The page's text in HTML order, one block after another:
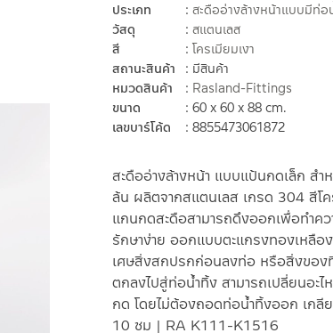
สะดืออ่างล้างหน้า แบบแป้นกดเล็ก สำ
ล้น ผลิตจากสแตนเลส เกรด 304 สีโค
แกนกดสะดือสามารถดึงออกเพื่อทำคว
รักษาง่าย ออกแบบตะแกรงทองเหลือ
เศษสิ่งสกปรกก่อนลงท่อ หรือสิ่งของ
ตกลงไปสู่ท่อน้ำทิ้ง สามารถเปลี่ยนอะไ
กด โดยไม่ต้องถอดท่อน้ำทิ้งออก เกลี
10 ซม | RA K111-K1516
ประเภท
สะดืออ่างล้างหน้าแบบมีท่อ
วัสดุ
สแตนเลส
สี
โครเมียมเงา
สถานะสินค้า
มีสินค้า
หมวดสินค้า
Rasland-Fittings
ขนาด
60 x 60 x 88 cm.
เลขบาร์โค้ด
8855473061872